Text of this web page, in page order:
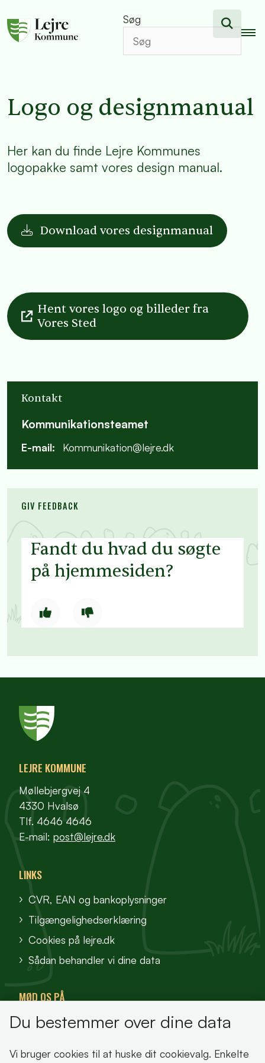
Søg
Logo og designmanual
Her kan du finde Lejre Kommunes
logopakke samt vores design manual.
Download vores designmanual
Hent vores logo og billeder fra
Vores Sted
Kontakt
Kommunikationsteamet
E-mail: Kommunikation@lejre.dk
GIV FEEDBACK
Fandt du hvad du søgte
på hjemmesiden?
LEJRE KOMMUNE
Møllebjergvej 4
4330 Hvalsø
Tlf. 4646 4646
E-mail: post@lejre.dk
LINKS
CVR, EAN og bankoplysninger
Tilgængelighedserklæring
Cookies på lejre.dk
Sådan behandler vi dine data
MØD OS PÅ
VisitFjordlandet
Du bestemmer over dine data
Vi bruger cookies til at huske dit cookievalg. Enkelte